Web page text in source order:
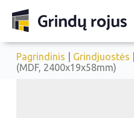
Pagrindinis Grindjuostės
(MDF, 2400x19x58mm)